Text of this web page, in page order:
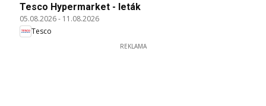
Tesco Hypermarket - leták
05.08.2026- 11.08.2026
Tesco
REKLAMA